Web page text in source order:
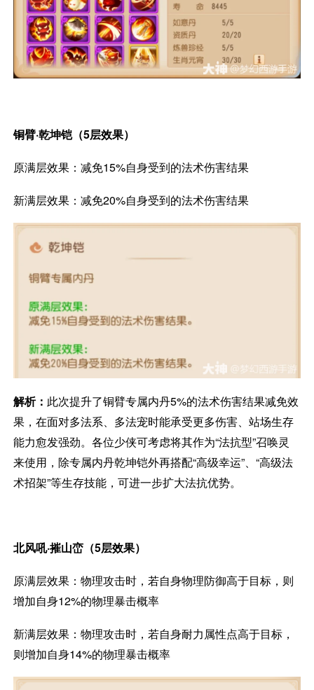
铜臂·乾坤铠（5层效果）
原满层效果：减免15%自身受到的法术伤害结果
新满层效果：减免20%自身受到的法术伤害结果
解析： 此次提升了铜臂专属内丹5%的法术伤害结果减免效
果，在面对多法系、多法宠时能承受更多伤害、站场生存
能力愈发强劲。各位少侠可考虑将其作为“法抗型”召唤灵
来使用，除专属内丹乾坤铠外再搭配“高级幸运”、“高级法
术招架”等生存技能，可进一步扩大法抗优势。
北风吼·摧山峦（5层效果）
原满层效果：物理攻击时，若自身物理防御高于目标，则
增加自身12%的物理暴击概率
新满层效果：物理攻击时，若自身耐力属性点高于目标，
则增加自身14%的物理暴击概率